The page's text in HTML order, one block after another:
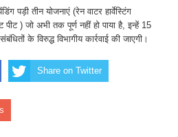
पड़ी तीन योजनाएं (रेन वाटर हार्वेस्टिंग
पीट ) जो अभी तक पूर्ण नहीं हो पाया है, इन्हें 15
के विरुद्ध विभागीय कार्रवाई की जाएगी।
Share on Twitter